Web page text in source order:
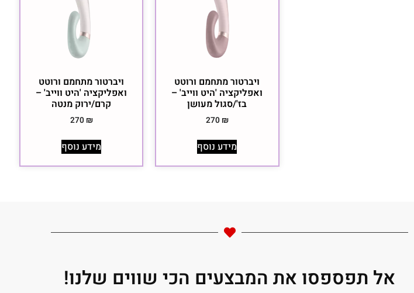
ויברטור מתחמם ורוטט
ואפליקציה 'היט ווייב' –
בז'/סגול מעושן
270 ₪
מידע נוסף
ויברטור מתחמם ורוטט
ואפליקציה 'היט ווייב' –
קרם/ירוק מנטה
270 ₪
מידע נוסף
אל תפספסו את המבצעים הכי שווים שלנו!